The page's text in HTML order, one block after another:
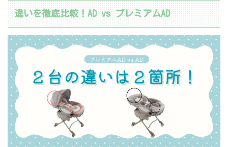
違いを徹底比較！AD vs プレミアムAD